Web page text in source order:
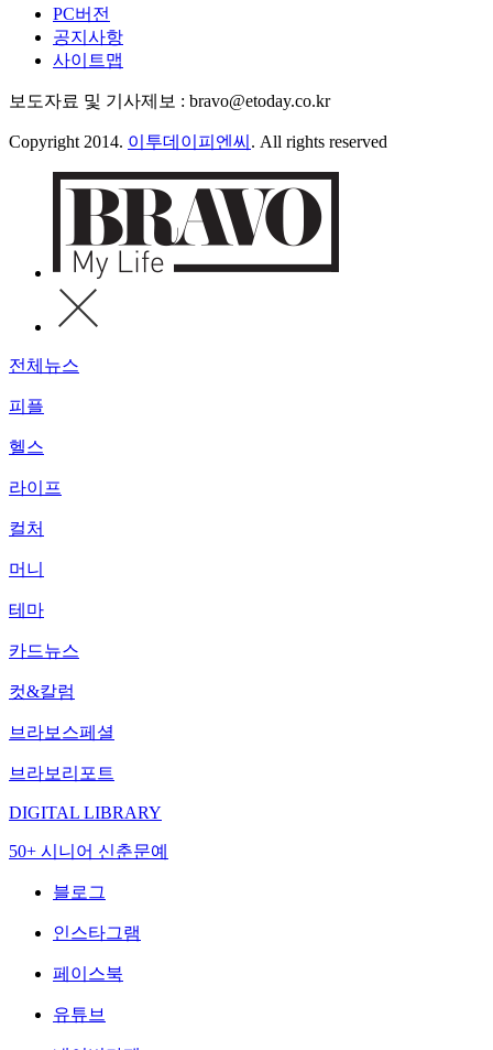
PC버전
공지사항
사이트맵
보도자료 및 기사제보 : bravo@etoday.co.kr
Copyright 2014. 이투데이피엔씨 . All rights reserved
전체뉴스
피플
헬스
라이프
컬처
머니
테마
카드뉴스
컷&칼럼
브라보스페셜
브라보리포트
DIGITAL LIBRARY
50+ 시니어 신춘문예
블로그
인스타그램
페이스북
유튜브